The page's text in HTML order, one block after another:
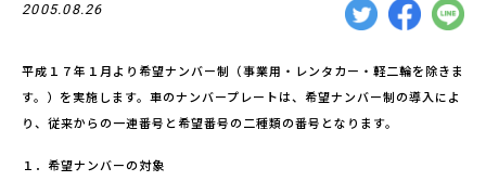
2005.08.26
平成１７年１月より希望ナンバー制（事業用・レンタカー・軽二輪を除きま
す。）を実施します。車のナンバープレートは、希望ナンバー制の導入によ
り、従来からの一連番号と希望番号の二種類の番号となります。
１．希望ナンバーの対象